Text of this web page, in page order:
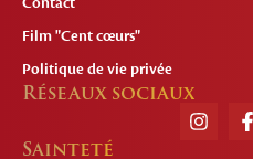
Film "Cent cœurs"
Politique de vie privée
Réseaux sociaux
Sainteté